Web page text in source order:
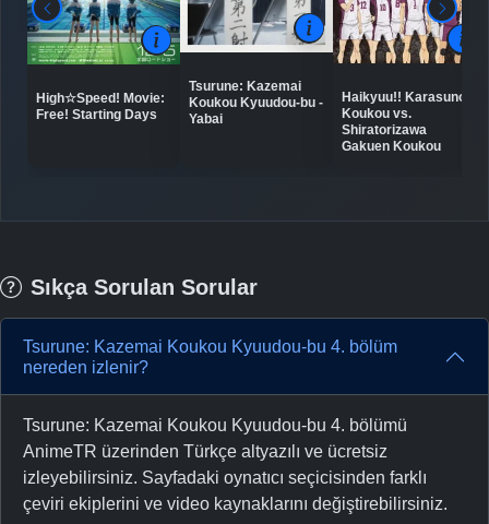
High☆Speed! Movie:
Free! Starting Days
Tsurune: Kazemai
Koukou Kyuudou-bu -
Yabai
Haikyuu!! Karasuno
Koukou vs.
Shiratorizawa
Gakuen Koukou
Sıkça Sorulan Sorular
Tsurune: Kazemai Koukou Kyuudou-bu 4. bölüm
nereden izlenir?
Tsurune: Kazemai Koukou Kyuudou-bu 4. bölümü
AnimeTR üzerinden Türkçe altyazılı ve ücretsiz
izleyebilirsiniz. Sayfadaki oynatıcı seçicisinden farklı
çeviri ekiplerini ve video kaynaklarını değiştirebilirsiniz.